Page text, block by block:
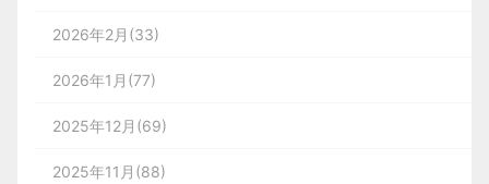
2026年2月(33)
2026年1月(77)
2025年12月(69)
2025年11月(88)